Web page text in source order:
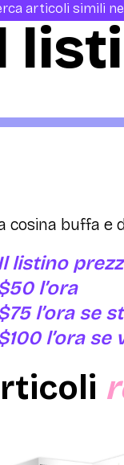
articoli simili
cosina buffa e
listino
l’ora
l’ora se
l’ora